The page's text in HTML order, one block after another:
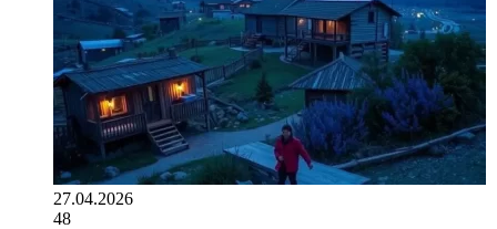
27.04.2026
48